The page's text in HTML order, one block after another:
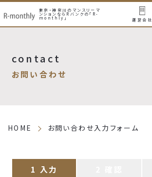
東京・神奈川のマンスリーマ
ンションならRバンクの「R-
monthly」 運営会社
contact
お問い合わせ
HOME お問い合わせ入力フォーム
入力